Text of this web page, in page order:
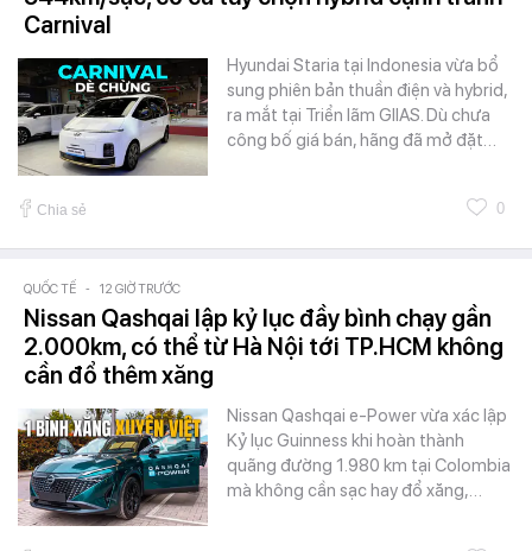
Carnival
Hyundai Staria tại Indonesia vừa bổ
sung phiên bản thuần điện và hybrid,
ra mắt tại Triển lãm GIIAS. Dù chưa
công bố giá bán, hãng đã mở đặt…
Chia sẻ 0
QUỐC TẾ - 12 GIỜ TRƯỚC
Nissan Qashqai lập kỷ lục đầy bình chạy gần
2.000km, có thể từ Hà Nội tới TP.HCM không
cần đổ thêm xăng
Nissan Qashqai e-Power vừa xác lập
Kỷ lục Guinness khi hoàn thành
quãng đường 1.980 km tại Colombia
mà không cần sạc hay đổ xăng,…